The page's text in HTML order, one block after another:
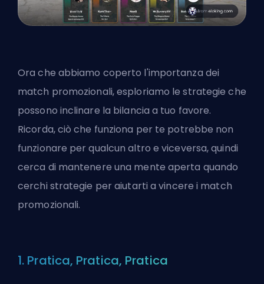
Ora che abbiamo coperto l'importanza dei
match promozionali, esploriamo le strategie che
possono inclinare la bilancia a tuo favore.
Ricorda, ciò che funziona per te potrebbe non
funzionare per qualcun altro e viceversa, quindi
cerca di mantenere una mente aperta quando
cerchi strategie per aiutarti a vincere i match
promozionali.
1. Pratica, Pratica, Pratica